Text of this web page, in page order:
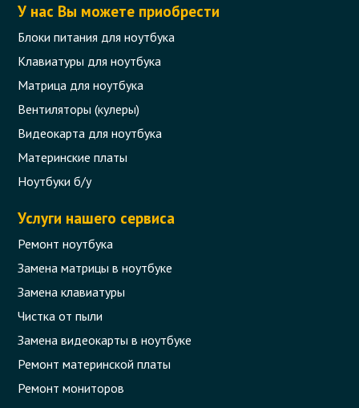
У нас Вы можете приобрести
Блоки питания для ноутбука
Клавиатуры для ноутбука
Матрица для ноутбука
Вентиляторы (кулеры)
Видеокарта для ноутбука
Материнские платы
Ноутбуки б/у
Услуги нашего сервиса
Ремонт ноутбука
Замена матрицы в ноутбуке
Замена клавиатуры
Чистка от пыли
Замена видеокарты в ноутбуке
Ремонт материнской платы
Ремонт мониторов